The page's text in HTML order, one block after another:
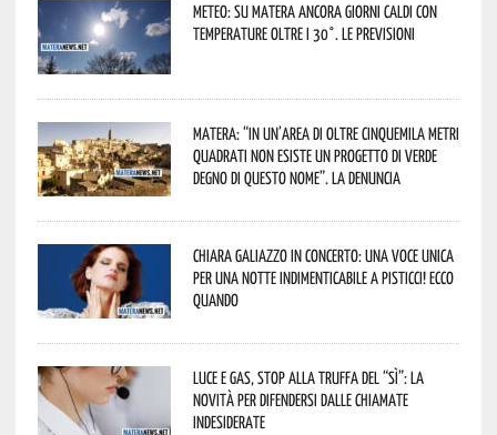
Meteo: su Matera ancora giorni caldi con
temperature oltre i 30°. Le previsioni
Matera: “In un’area di oltre cinquemila metri
quadrati non esiste un progetto di verde
degno di questo nome”. La denuncia
Chiara Galiazzo in concerto: una voce unica
per una notte indimenticabile a Pisticci! Ecco
quando
Luce e gas, stop alla truffa del “Sì”: la
novità per difendersi dalle chiamate
indesiderate